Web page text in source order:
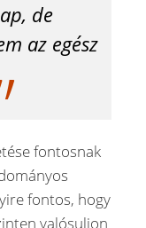
de
az egész
fontosnak
fontos, hogy
valósuljon